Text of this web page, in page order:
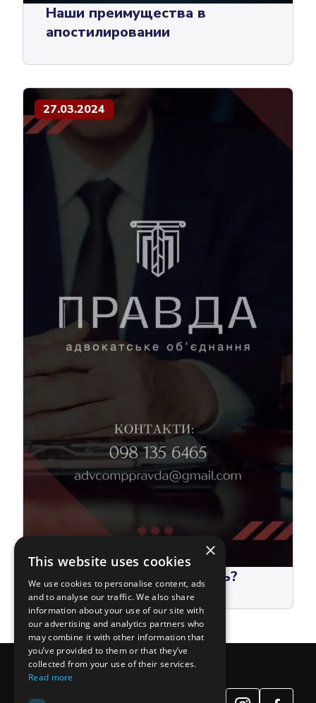
Наши преимущества в
апостилировании
27.03.2024
Для чего нужен апостиль?
×
This website uses cookies
We use cookies to personalise content, ads
and to analyse our traffic. We also share
information about your use of our site with
our advertising and analytics partners who
may combine it with other information that
you’ve provided to them or that they’ve
collected from your use of their services.
Read more